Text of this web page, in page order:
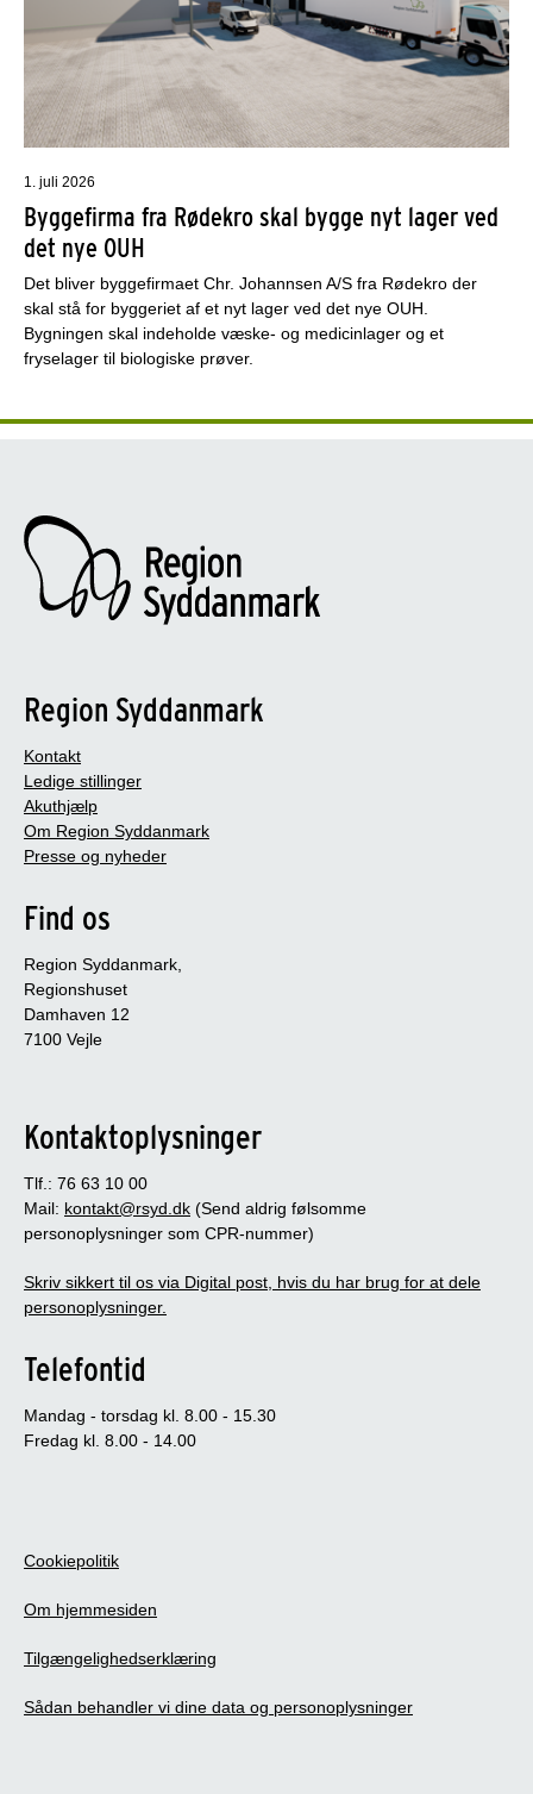
1. juli 2026
Byggefirma fra Rødekro skal bygge nyt lager ved
det nye OUH
Det bliver byggefirmaet Chr. Johannsen A/S fra Rødekro der
skal stå for byggeriet af et nyt lager ved det nye OUH.
Bygningen skal indeholde væske- og medicinlager og et
fryselager til biologiske prøver.
Region Syddanmark
Kontakt
Ledige stillinger
Akuthjælp
Om Region Syddanmark
Presse og nyheder
Find os
Region Syddanmark,
Regionshuset
Damhaven 12
7100 Vejle
Kontaktoplysninger
Tlf.: 76 63 10 00
Mail: kontakt@rsyd.dk (Send aldrig følsomme
personoplysninger som CPR-nummer)
Skriv sikkert til os via Digital post, hvis du har brug for at dele
personoplysninger.
Telefontid
Mandag - torsdag kl. 8.00 - 15.30
Fredag kl. 8.00 - 14.00
Cookiepolitik
Om hjemmesiden
Tilgængelighedserklæring
Sådan behandler vi dine data og personoplysninger